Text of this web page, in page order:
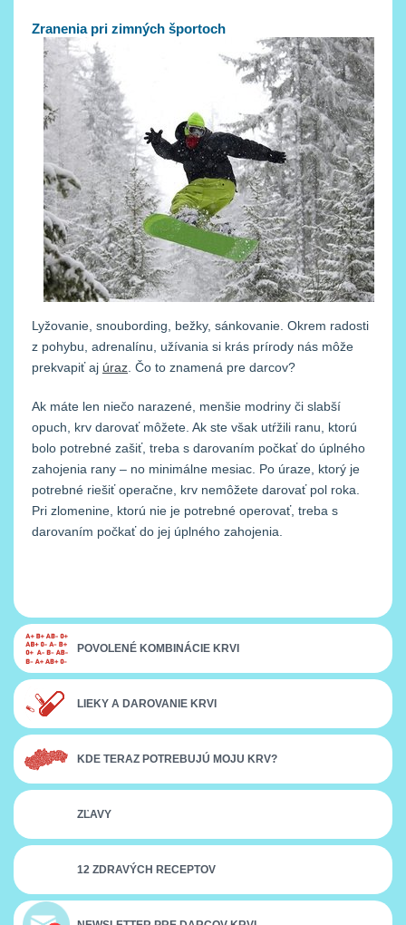
Zranenia pri zimných športoch
Lyžovanie, snoubording, bežky, sánkovanie. Okrem radosti
z pohybu, adrenalínu, užívania si krás prírody nás môže
prekvapiť aj úraz . Čo to znamená pre darcov?
Ak máte len niečo narazené, menšie modriny či slabší
opuch, krv darovať môžete. Ak ste však utŕžili ranu, ktorú
bolo potrebné zašiť, treba s darovaním počkať do úplného
zahojenia rany – no minimálne mesiac. Po úraze, ktorý je
potrebné riešiť operačne, krv nemôžete darovať pol roka.
Pri zlomenine, ktorú nie je potrebné operovať, treba s
darovaním počkať do jej úplného zahojenia.
POVOLENÉ KOMBINÁCIE KRVI
LIEKY A DAROVANIE KRVI
KDE TERAZ POTREBUJÚ MOJU KRV?
ZĽAVY
12 ZDRAVÝCH RECEPTOV